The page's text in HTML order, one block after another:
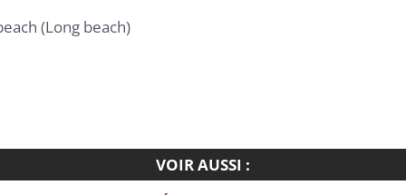
(Long beach)
VOIR AUSSI :